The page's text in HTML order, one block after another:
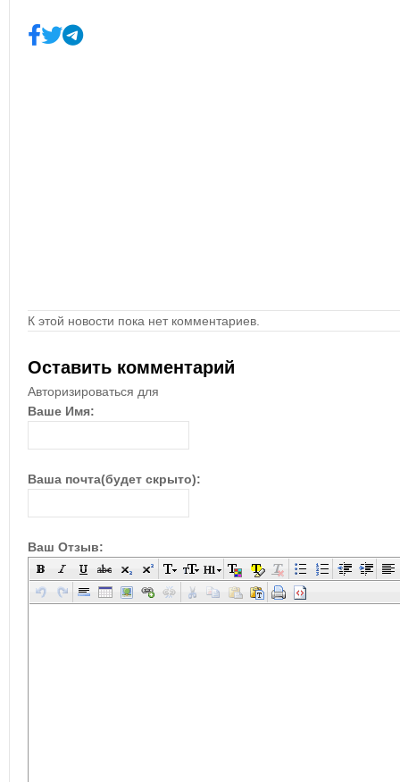
К этой новости пока нет комментариев.
Оставить комментарий
Авторизироваться для
Ваше Имя:
Ваша почта(будет скрыто):
Ваш Отзыв: